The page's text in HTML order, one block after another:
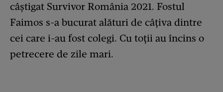
câștigat Survivor România 2021. Fostul
Faimos s-a bucurat alături de câțiva dintre
cei care i-au fost colegi. Cu toții au încins o
petrecere de zile mari.